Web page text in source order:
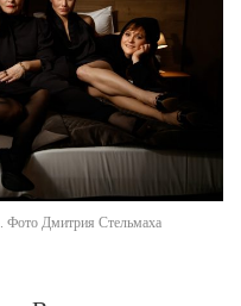
Фото Дмитрия Стельмаха